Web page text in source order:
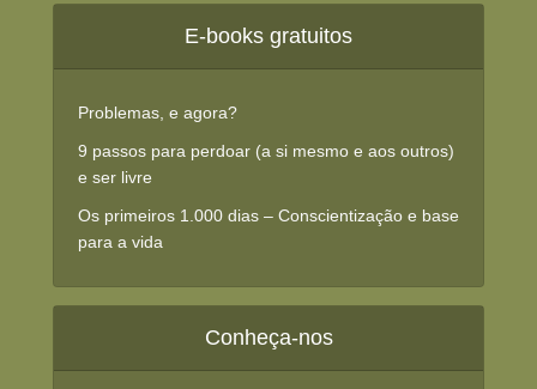
E-books gratuitos
Problemas, e agora?
9 passos para perdoar (a si mesmo e aos outros)
e ser livre
Os primeiros 1.000 dias – Conscientização e base
para a vida
Conheça-nos